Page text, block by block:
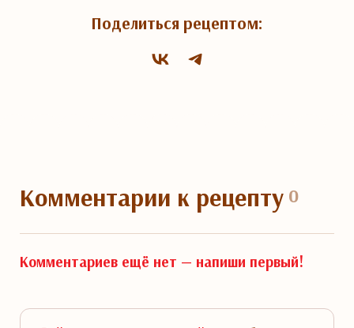
Поделиться рецептом:
Комментарии к рецепту0
Комментариев ещё нет — напиши первый!